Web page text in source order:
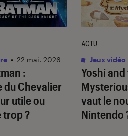
:
du Chevalier
utile ou
trop ?
• 22 mai. 2026
Yoshi and
vaut le
Nintendo
ACTU
Jeux vidéo